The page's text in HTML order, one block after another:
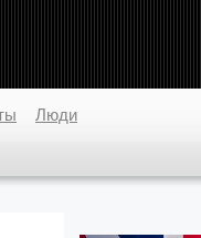
Люди